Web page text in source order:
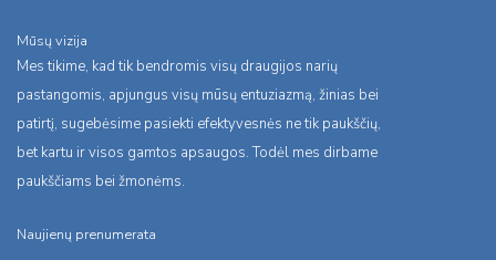
Mūsų vizija
Mes tikime, kad tik bendromis visų draugijos narių
pastangomis, apjungus visų mūsų entuziazmą, žinias bei
patirtį, sugebėsime pasiekti efektyvesnės ne tik paukščių,
bet kartu ir visos gamtos apsaugos. Todėl mes dirbame
paukščiams bei žmonėms.
Naujienų prenumerata